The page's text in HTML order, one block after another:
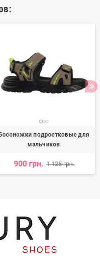
подростковые для
мальчиков
900 грн. 1 125 грн.